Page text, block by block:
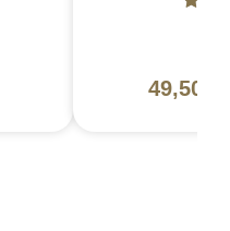
49,50 €